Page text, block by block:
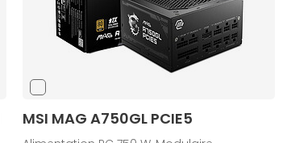
MSI MAG A750GL PCIE5